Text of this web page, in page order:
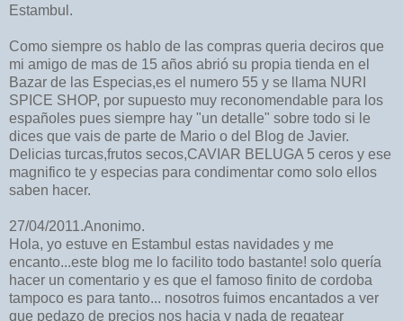
Estambul.
Como siempre os hablo de las compras queria deciros que
mi amigo de mas de 15 años abrió su propia tienda en el
Bazar de las Especias,es el numero 55 y se llama NURI
SPICE SHOP, por supuesto muy reconomendable para los
españoles pues siempre hay "un detalle" sobre todo si le
dices que vais de parte de Mario o del Blog de Javier.
Delicias turcas,frutos secos,CAVIAR BELUGA 5 ceros y ese
magnifico te y especias para condimentar como solo ellos
saben hacer.
27/04/2011.Anonimo.
Hola, yo estuve en Estambul estas navidades y me
encanto...este blog me lo facilito todo bastante! solo quería
hacer un comentario y es que el famoso finito de cordoba
tampoco es para tanto... nosotros fuimos encantados a ver
que pedazo de precios nos hacia y nada de regatear